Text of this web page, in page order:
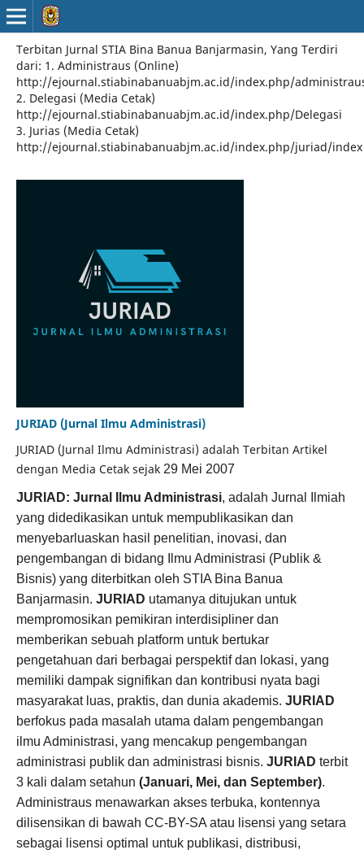
Terbitan Jurnal STIA Bina Banua Banjarmasin, Yang Terdiri
dari: 1. Administraus (Online)
http://ejournal.stiabinabanuabjm.ac.id/index.php/
2. Delegasi (Media Cetak)
http://ejournal.stiabinabanuabjm.ac.id/index.php/Delegasi
3. Jurias (Media Cetak)
http://ejournal.stiabinabanuabjm.ac.id/index.php/juriad/index
JURIAD (Jurnal Ilmu Administrasi)
JURIAD (Jurnal Ilmu Administrasi) adalah Terbitan Artikel
dengan Media Cetak sejak 29 Mei 2007
JURIAD: Jurnal Ilmu Administrasi, adalah Jurnal Ilmiah
yang didedikasikan untuk mempublikasikan dan
menyebarluaskan hasil penelitian, inovasi, dan
pengembangan di bidang Ilmu Administrasi (Publik &
Bisnis) yang diterbitkan oleh STIA Bina Banua
Banjarmasin. JURIAD utamanya ditujukan untuk
mempromosikan pemikiran interdisipliner dan
memberikan sebuah platform untuk bertukar
pengetahuan dari berbagai perspektif dan lokasi, yang
memiliki dampak signifikan dan kontribusi nyata bagi
masyarakat luas, praktis, dan dunia akademis. JURIAD
berfokus pada masalah utama dalam pengembangan
ilmu Administrasi, yang mencakup pengembangan
administrasi publik dan administrasi bisnis. JURIAD terbit
3 kali dalam setahun (Januari, Mei, dan September).
Administraus menawarkan akses terbuka, kontennya
dilisensikan di bawah CC-BY-SA atau lisensi yang setara
sebagai lisensi optimal untuk publikasi, distribusi,